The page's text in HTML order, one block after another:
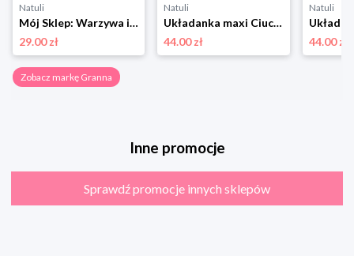
Natuli
Mój Sklep: Warzywa i Owoce GRANNA Granna
29.00 zł
Natuli
Układanka maxi Ciuchcia GRANNA Granna
44.00 zł
Natuli
44.00 zł
Zobacz markę Granna
Inne promocje
Sprawdź promocje innych sklepów